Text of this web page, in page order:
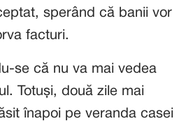
sperând că banii vor
facturi.
se că nu va mai vedea
Totuși, două zile mai
înapoi pe veranda casei